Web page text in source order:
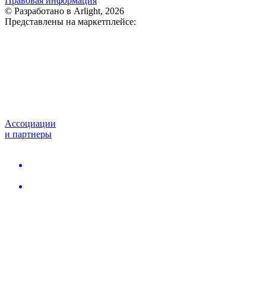
© Разработано в Arlight, 2026
Представлены на маркетплейсе:
Ассоциации
и партнеры